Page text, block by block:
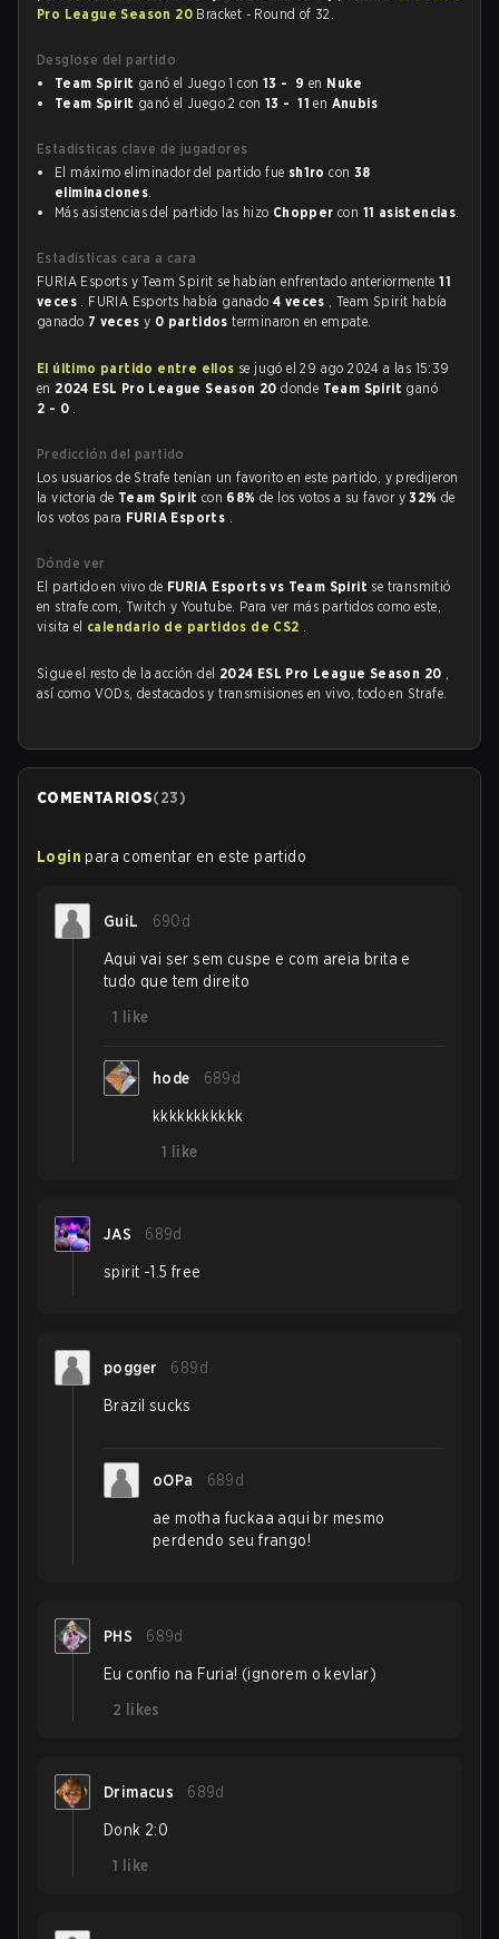
Pro League Season 20 Bracket - Round of 32.
Desglose del partido
Team Spirit ganó el Juego 1 con 13 - 9 en Nuke
Team Spirit ganó el Juego 2 con 13 - 11 en Anubis
Estadísticas clave de jugadores
El máximo eliminador del partido fue sh1ro con 38
eliminaciones.
Más asistencias del partido las hizo Chopper con 11 asistencias.
Estadísticas cara a cara
FURIA Esports y Team Spirit se habían enfrentado anteriormente11
veces . FURIA Esports había ganado4 veces , Team Spirit había
ganado 7 vecesy 0 partidosterminaron en empate.
El último partido entre ellos se jugó el 29 ago 2024 a las 15:39
en 2024 ESL Pro League Season 20donde Team Spirit ganó
2 - 0 .
Predicción del partido
Los usuarios de Strafe tenían un favorito en este partido, y predijeron
la victoria de Team Spirit con 68%de los votos a su favor y32%de
los votos para FURIA Esports .
Dónde ver
El partido en vivo de FURIA Esports vs Team Spirit se transmitió
en strafe.com, Twitch y Youtube. Para ver más partidos como este,
visita el calendario de partidos de CS2 .
Sigue el resto de la acción del 2024 ESL Pro League Season 20 ,
así como VODs, destacados y transmisiones en vivo, todo en Strafe.
COMENTARIOS(23)
Login para comentar en este partido
GuiL 690d
Aqui vai ser sem cuspe e com areia brita e
tudo que tem direito
1
like
hode 689d
kkkkkkkkkkk
1
like
JAS 689d
spirit -1.5 free
pogger 689d
Brazil sucks
oOPa 689d
ae motha fuckaa aqui br mesmo
perdendo seu frango!
PHS 689d
Eu confio na Furia! (ignorem o kevlar)
2
likes
Drimacus 689d
Donk 2:0
1
like